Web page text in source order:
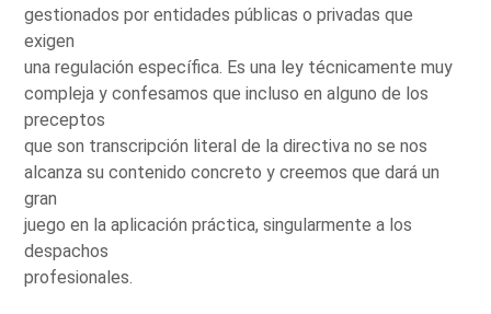
gestionados por entidades públicas o privadas que
exigen
una regulación específica. Es una ley técnicamente muy
compleja y confesamos que incluso en alguno de los
preceptos
que son transcripción literal de la directiva no se nos
alcanza su contenido concreto y creemos que dará un
gran
juego en la aplicación práctica, singularmente a los
despachos
profesionales.